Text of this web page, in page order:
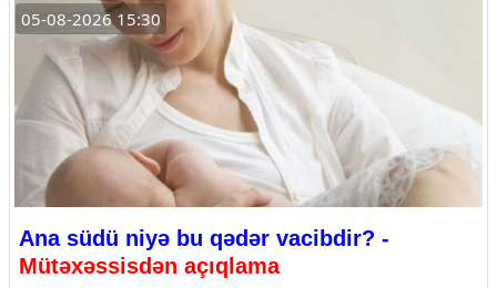
05-08-2026 15:30
Ana südü niyə bu qədər vacibdir? -
Mütəxəssisdən açıqlama